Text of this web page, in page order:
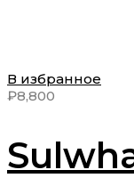
В избранное
₽8,800